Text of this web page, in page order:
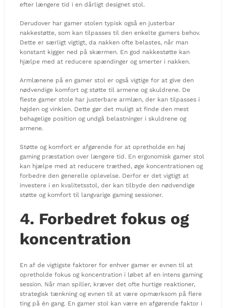
efter længere tid i en dårligt designet stol.
Derudover har gamer stolen typisk også en justerbar
nakkestøtte, som kan tilpasses til den enkelte gamers behov.
Dette er særligt vigtigt, da nakken ofte belastes, når man
konstant kigger ned på skærmen. En god nakkestøtte kan
hjælpe med at reducere spændinger og smerter i nakken.
Armlænene på en gamer stol er også vigtige for at give den
nødvendige komfort og støtte til armene og skuldrene. De
fleste gamer stole har justerbare armlæn, der kan tilpasses i
højden og vinklen. Dette gør det muligt at finde den mest
behagelige position og undgå belastninger i skuldrene og
armene.
Støtte og komfort er afgørende for at opretholde en høj
gaming præstation over længere tid. En ergonomisk gamer stol
kan hjælpe med at reducere træthed, øge koncentrationen og
forbedre den generelle oplevelse. Derfor er det vigtigt at
investere i en kvalitetsstol, der kan tilbyde den nødvendige
støtte og komfort til langvarige gaming sessioner.
4. Forbedret fokus og
koncentration
En af de vigtigste faktorer for enhver gamer er evnen til at
opretholde fokus og koncentration i løbet af en intens gaming
session. Når man spiller, kræver det ofte hurtige reaktioner,
strategisk tænkning og evnen til at være opmærksom på flere
ting på én gang. En gamer stol kan være en afgørende faktor i